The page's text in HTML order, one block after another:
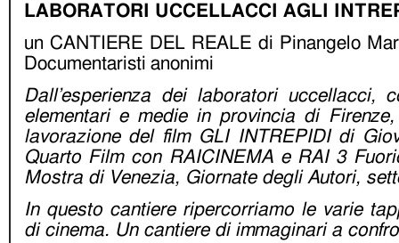
LABORATORI UCCELLACCI AGLI
un CANTIERE DEL REALE di Pinangelo
Documentaristi anonimi
Dall’esperienza dei laboratori uccellacci,
elementari e medie in provincia di
lavorazione del film GLI INTREPIDI di
Quarto Film con RAICINEMA e RAI 3
Mostra di Venezia, Giornate degli Autori,
In questo cantiere ripercorriamo le varie
di cinema. Un cantiere di immaginari a